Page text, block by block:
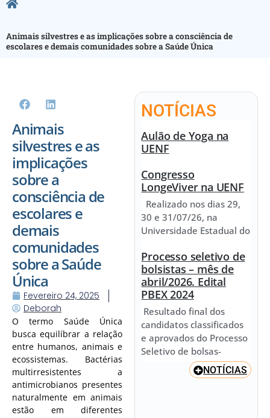
Animais silvestres e as implicações sobre a consciência de
escolares e demais comunidades sobre a Saúde Única
Animais
silvestres e as
implicações
sobre a
consciência de
escolares e
demais
comunidades
sobre a Saúde
Única
Fevereiro 24, 2025
Deborah
O termo Saúde Única
busca equilíbrar a relação
entre humanos, animais e
ecossistemas. Bactérias
multirresistentes a
antimicrobianos presentes
naturalmente em animais
estão em diferentes
NOTÍCIAS
Aulão de Yoga na
UENF
Congresso
LongeViver na UENF
Realizado nos dias 29,
30 e 31/07/26, na
Universidade Estadual do
Processo seletivo de
bolsistas – mês de
abril/2026. Edital
PBEX 2024
Resultado final dos
candidatos classificados
e aprovados do Processo
Seletivo de bolsas-
NOTÍCIAS